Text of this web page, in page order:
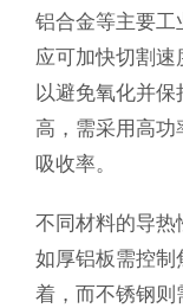
铝合金等主要工
应可加快切割速
以避免氧化并
高，需采用高
吸收率。
不同材料的导
如厚铝板需控
着，而不锈钢